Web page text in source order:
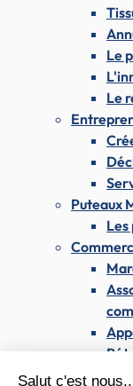
Le
Le
Puteaux
Les
Les